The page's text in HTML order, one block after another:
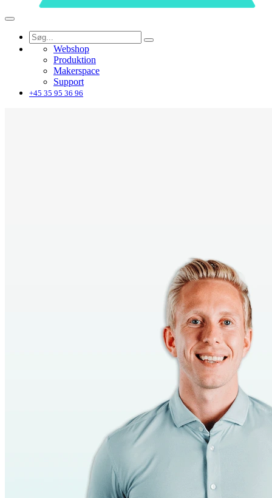
Webshop
Produktion
Makerspace
Support
+45 35 95 36 96